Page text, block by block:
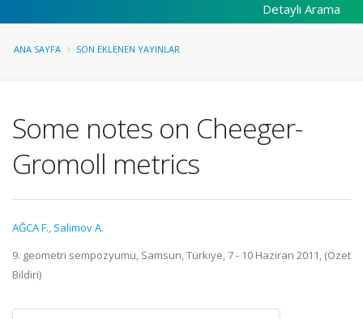
Detaylı Arama
ANA SAYFA SON EKLENEN YAYINLAR
Some notes on Cheeger-
Gromoll metrics
AĞCA F., Salimov A.
9. geometri sempozyumu, Samsun, Türkiye, 7 - 10 Haziran 2011, (Özet
Bildiri)